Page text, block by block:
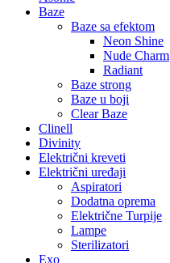
Baze
Baze sa efektom
Neon Shine
Nude Charm
Radiant
Baze strong
Baze u boji
Clear Baze
Clinell
Divinity
Električni kreveti
Električni uređaji
Aspiratori
Dodatna oprema
Električne Turpije
Lampe
Sterilizatori
Exo